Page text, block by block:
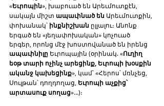
«Եւրոպին», խաբուած են Արեւմուտքէն,
սակայն միշտ ապաւինած են Արեւմուտքին,
փոխանակ՝ ինքնիշխան ըլլալու։ Անոնք
երգած են «յեղափոխական» կոչուած
երգեր, որոնց մէջ խոստովանած են իրենց
ապաւինիլը Եւրոպային (օրինակ. «Ուղիղ
եօթ տարի ոչինչ արեցինք, Եւրոպի խօսքին
ականջ կախեցինք», կամ՝ «Հերոս՝ մռնչեց,
Սուլթան՝ դողդողաց, Եւրոպի աչքից՝
արտասուք սողաց»…)։